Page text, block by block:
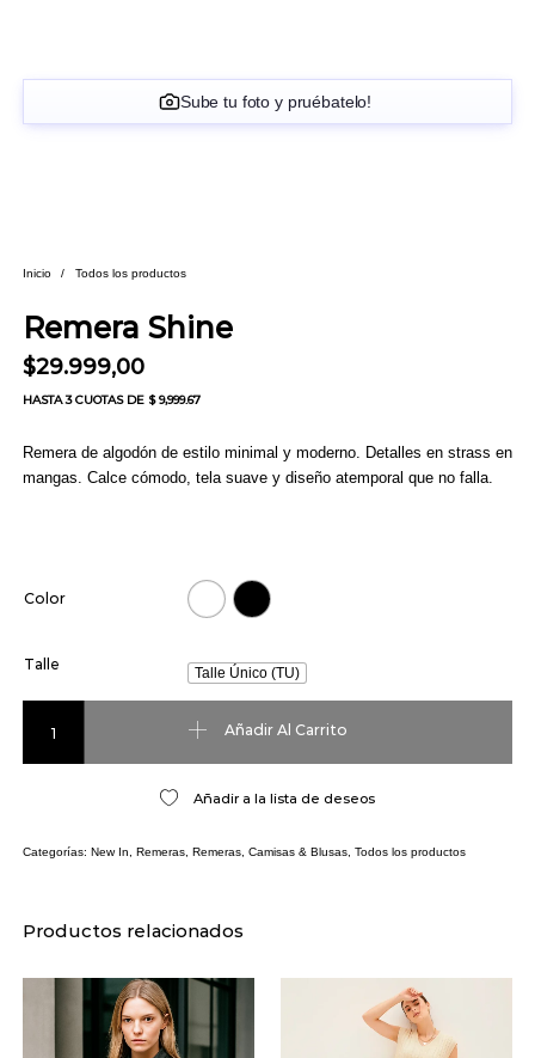
Inicio / Todos los productos
Remera Shine
$29.999,00
HASTA3 CUOTASDE $ 9,999.67
Remera de algodón de estilo minimal y moderno. Detalles en strass en
mangas. Calce cómodo, tela suave y diseño atemporal que no falla.
Color
Talle
Talle Único (TU)
Añadir Al Carrito
Sube tu foto y pruébatelo!
Añadir a la lista de deseos
Categorías: New In Remeras, Remeras, Camisas & Blusas, Todos los productos
Productos relacionados